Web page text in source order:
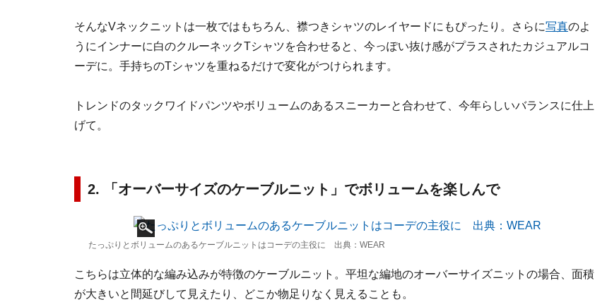
そんなVネックニットは一枚ではもちろん、襟つきシャツのレイヤードにもぴったり。さらに写真のよ
うにインナーに白のクルーネックTシャツを合わせると、今っぽい抜け感がプラスされたカジュアルコ
ーデに。手持ちのTシャツを重ねるだけで変化がつけられます。
トレンドのタックワイドパンツやボリュームのあるスニーカーと合わせて、今年らしいバランスに仕上
げて。
2. 「オーバーサイズのケーブルニット」でボリュームを楽しんで
たっぷりとボリュームのあるケーブルニットはコーデの主役に 出典：WEAR
こちらは立体的な編み込みが特徴のケーブルニット。平坦な編地のオーバーサイズニットの場合、面積
が大きいと間延びして見えたり、どこか物足りなく見えることも。